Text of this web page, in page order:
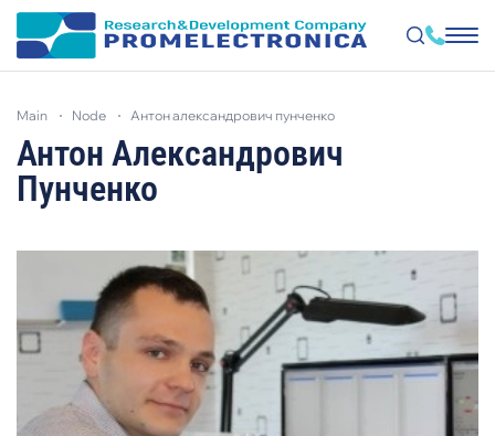
main
main node антон александрович пунченко
Антон Александрович
Пунченко